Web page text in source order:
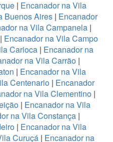
| Encanador na Vila
Buenos Aires | Encanador
na Vila Campanela |
| Encanador na Vila Campo
Carioca| Encanador na
na Vila Carrão|
| Encanador na Vila
Centenario| Encanador
na Vila Clementino|
| Encanador na Vila
na Vila Constança |
| Encanador na Vila
Curuçá | Encanador na